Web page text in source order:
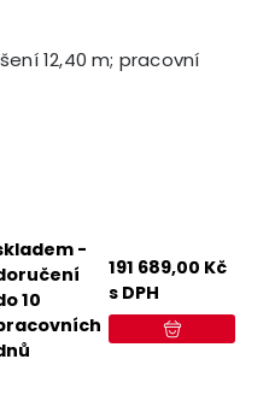
12,40 m; pracovní
-
10
191 689,00 Kč
s DPH